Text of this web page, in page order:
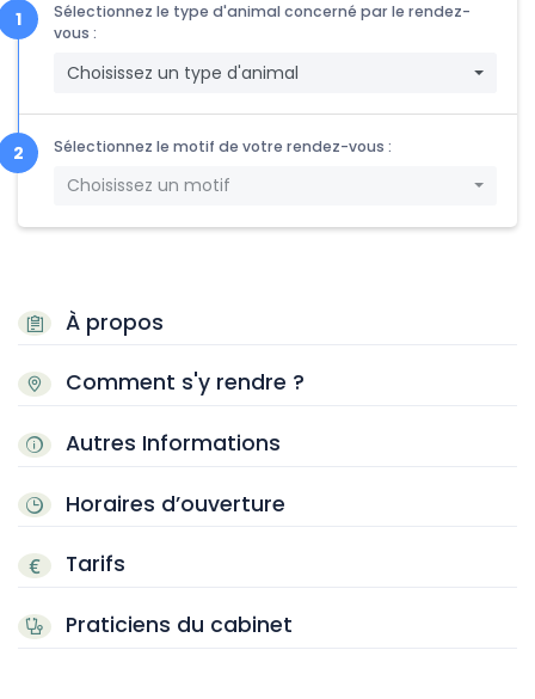
À propos
Comment s'y rendre ?
Autres Informations
Horaires d’ouverture
Tarifs
Praticiens du cabinet
Sélectionnez le type d'animal concerné par le rendez-
vous :
Choisissez un type d'animal
Sélectionnez le motif de votre rendez-vous :
Choisissez un motif